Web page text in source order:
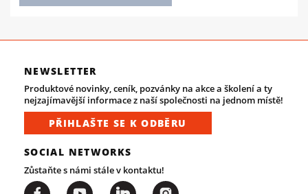
NEWSLETTER
Produktové novinky, ceník, pozvánky na akce a školení a ty
nejzajímavější informace z naší společnosti na jednom místě!
PŘIHLAŠTE SE K ODBĚRU
SOCIAL NETWORKS
Zůstaňte s námi stále v kontaktu!